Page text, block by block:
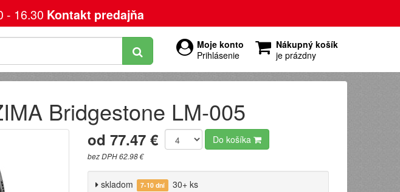
- 16.30 Kontakt predajňa
Moje konto
Prihlásenie
Nákupný košík
je prázdny
Bridgestone LM-005
od 77.47 €
bez DPH 62.98 €
Do košíka
skladom 7-10 dní
30+ ks